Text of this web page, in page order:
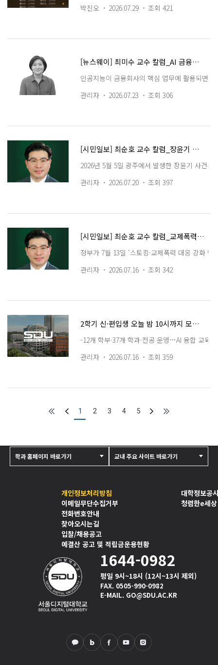
박진오
2026.07.29 조회 421
[뉴스웨이] 최미수 교수 칼럼_AI 금융의 새로운 과제, 소비자보호형 내부통제 구축해야
인공지능이 금융회사의 핵심 업무에 활용되면
관리자
2026.07.23 조회 306
[시민일보] 최순호 교수 칼럼_장윤기 사건이 남긴 과제, 부패·비리에 대응할 공인탐정 제도화 서둘러야
2026년 5월 5일 광주에서 발생한 장윤기 사건
관리자
2026.07.20 조회 397
[시민일보] 최순호 교수 칼럼_교제폭력·스토킹, 피해자를 지키는 탐정의 새로운 책무
정부가 7월 13일 ‘스토킹·교제폭력 대응 강화 방
관리자
2026.07.16 조회 342
2학기 신·편입생 오늘 밤 10시까지 모집…22일 합격자 발표
-12개 학부·37개 학과·전공 운영…AI 융합 교육
관리자
2026.07.16 조회 359
1 2 3 4 5
개인정보처리방침
이메일무단수집거부
전화번호안내
찾아오시는길
입찰/채용공고
예결산 공고 및 적립금운용현황
대학정보공
청렴한e세상
1644-0982
평일 9시~18시 (12시~13시 제외)
FAX. 0505-990-0982
E-MAIL. GO@SDU.AC.KR
학과 홈페이지 바로가기 교내 주요 사이트 바로가기